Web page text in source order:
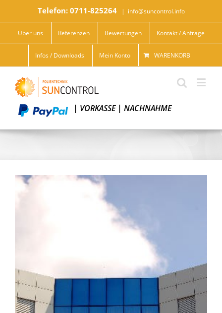
Telefon: 0711-825264 | info@suncontrol.info
Über uns Referenzen Bewertungen Kontakt / Anfrage
Infos / Downloads Mein Konto WARENKORB
| VORKASSE| NACHNAHME